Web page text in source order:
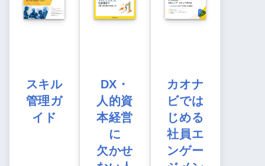
スキル
管理ガ
イド
DX・
人的資
本経営
に
欠かせ
カオナ
ビでは
じめる
社員エ
ンゲー